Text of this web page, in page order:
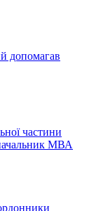
допомагав
частини
МВА